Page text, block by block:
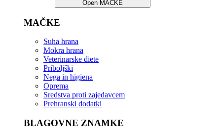
Open MAČKE
MAČKE
Suha hrana
Mokra hrana
Veterinarske diete
Priboljški
Nega in higiena
Oprema
Sredstva proti zajedavcem
Prehranski dodatki
BLAGOVNE ZNAMKE